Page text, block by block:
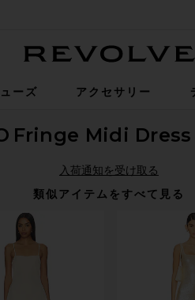
ーズ アクセサリー
Fringe Midi Dress
入荷通知を受け取る
類似アイテムをすべて見る